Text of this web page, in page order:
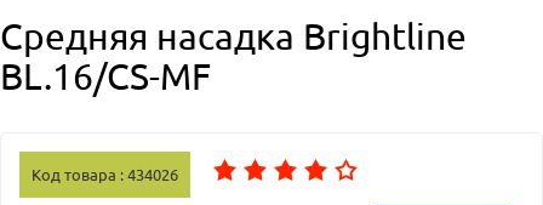
Средняя насадка Brightline
BL.16/CS-MF
Код товара : 434026